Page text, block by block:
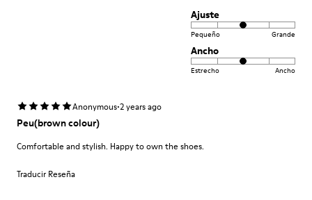
Ajuste
Pequeño Grande
Ancho
Estrecho Ancho
Anonymous·2 years ago
Peu(brown colour)
Comfortable and stylish. Happy to own the shoes.
Traducir Reseña